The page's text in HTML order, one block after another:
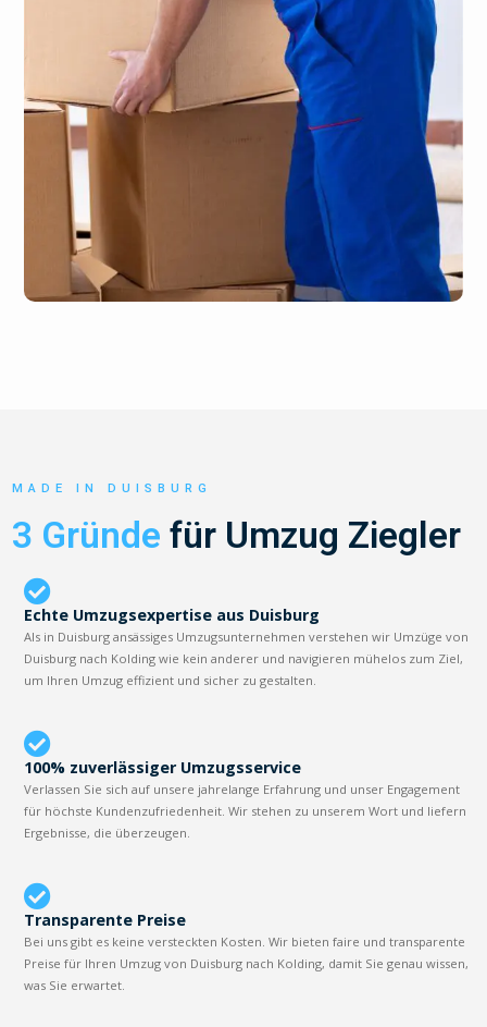
MADE IN DUISBURG
3 Gründe für Umzug Ziegler
Echte Umzugsexpertise aus Duisburg
Als in Duisburg ansässiges Umzugsunternehmen verstehen wir Umzüge von
Duisburg nach Kolding wie kein anderer und navigieren mühelos zum Ziel,
um Ihren Umzug effizient und sicher zu gestalten.
100% zuverlässiger Umzugsservice
Verlassen Sie sich auf unsere jahrelange Erfahrung und unser Engagement
für höchste Kundenzufriedenheit. Wir stehen zu unserem Wort und liefern
Ergebnisse, die überzeugen.
Transparente Preise
Bei uns gibt es keine versteckten Kosten. Wir bieten faire und transparente
Preise für Ihren Umzug von Duisburg nach Kolding, damit Sie genau wissen,
was Sie erwartet.